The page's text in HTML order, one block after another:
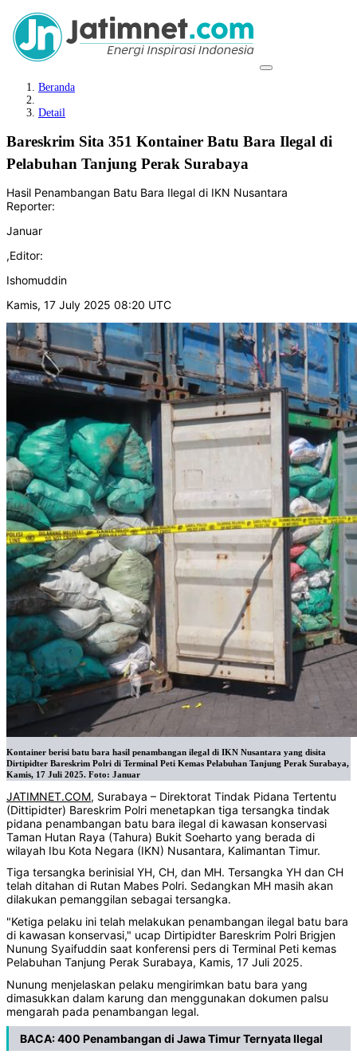
Beranda
Detail
Bareskrim Sita 351 Kontainer Batu Bara Ilegal di
Pelabuhan Tanjung Perak Surabaya
Hasil Penambangan Batu Bara Ilegal di IKN Nusantara
Reporter:
Januar
,Editor:
Ishomuddin
Kamis, 17 July 2025 08:20 UTC
Kontainer berisi batu bara hasil penambangan ilegal di IKN Nusantara yang disita
Dirtipidter Bareskrim Polri di Terminal Peti Kemas Pelabuhan Tanjung Perak Surabaya,
Kamis, 17 Juli 2025. Foto: Januar
JATIMNET.COM, Surabaya – Direktorat Tindak Pidana Tertentu
(Dittipidter) Bareskrim Polri menetapkan tiga tersangka tindak
pidana penambangan batu bara ilegal di kawasan konservasi
Taman Hutan Raya (Tahura) Bukit Soeharto yang berada di
wilayah Ibu Kota Negara (IKN) Nusantara, Kalimantan Timur.
Tiga tersangka berinisial YH, CH, dan MH. Tersangka YH dan CH
telah ditahan di Rutan Mabes Polri. Sedangkan MH masih akan
dilakukan pemanggilan sebagai tersangka.
"Ketiga pelaku ini telah melakukan penambangan ilegal batu bara
di kawasan konservasi," ucap Dirtipidter Bareskrim Polri Brigjen
Nunung Syaifuddin saat konferensi pers di Terminal Peti kemas
Pelabuhan Tanjung Perak Surabaya, Kamis, 17 Juli 2025.
Nunung menjelaskan pelaku mengirimkan batu bara yang
dimasukkan dalam karung dan menggunakan dokumen palsu
mengarah pada penambangan legal.
BACA:400 Penambangan di Jawa Timur Ternyata Ilegal